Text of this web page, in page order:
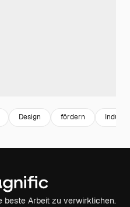
Design fördern
beste Arbeit zu verwirklichen.